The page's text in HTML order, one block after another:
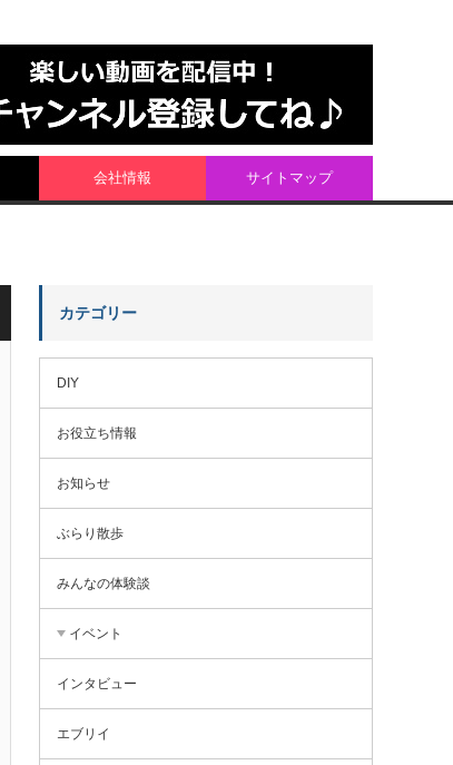
会社情報 サイトマップ
カテゴリー
DIY
お役立ち情報
お知らせ
ぶらり散歩
みんなの体験談
イベント
インタビュー
エブリイ